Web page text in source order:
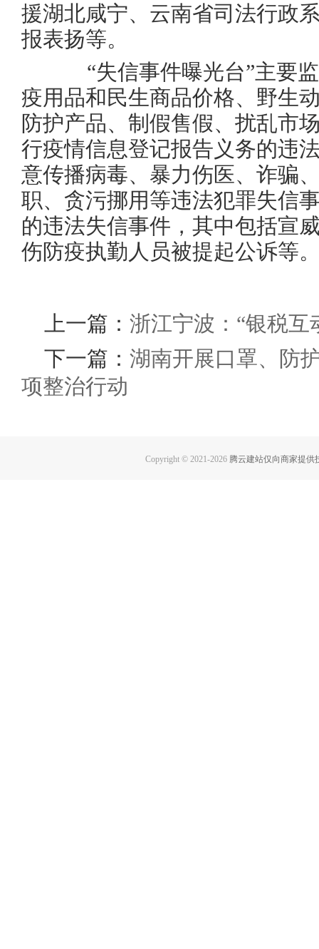
援湖北咸宁、云南省司法行政
报表扬等。
“失信事件曝光台”主要监
疫用品和民生商品价格、野生
防护产品、制假售假、扰乱市
行疫情信息登记报告义务的违
意传播病毒、暴力伤医、诈骗
职、贪污挪用等违法犯罪失信
的违法失信事件，其中包括宣
伤防疫执勤人员被提起公诉等
上一篇： 浙江宁波：“银税互
下一篇： 湖南开展口罩、防
项整治行动
Copyright © 2021-2026 腾云建站仅向商家提供